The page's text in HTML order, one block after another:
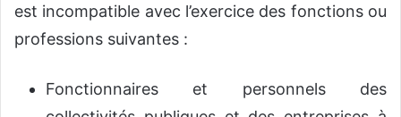
est incompatible avec l’exercice des fonctions ou
professions suivantes :
Fonctionnaires et personnels des